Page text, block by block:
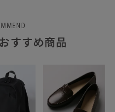
すすめ商品